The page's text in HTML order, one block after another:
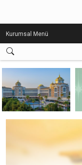
Kurumsal Menü